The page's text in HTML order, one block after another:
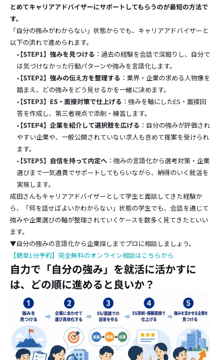
とめてキャリアアドバイザーにサポートしてもらうのが最短の方法で
す。
「自分の強みがわからない」状態からでも、キャリアアドバイザーと
以下の流れで進められます。
【STEP1】強みを見つける ：過去の経験を会話で深掘りし、自分で
は気づけなかった行動パターンや強みを言語化します。
【STEP2】強みの伝え方を整理する ：業界・企業の求める人物像を
踏まえ、どの強みをどう見せるかを一緒に決めます。
【STEP3】ES・面接対策で仕上げる ：強みを軸にしたES・面接回
答を作成し、第三者視点で添削・練習します。
【STEP4】企業を紹介して選択肢を広げる ：自分の強みが評価され
やすい企業や、一般公開されていない求人も含めて提案を受けられ
ます。
【STEP5】自信を持って内定へ ：強みの言語化から選考対策・企業
選びまで一気通貫でサポートしてもらいながら、納得のいく就活を
実現します。
成田さんもキャリアアドバイザーとして学生と面談してきた経験か
ら、「何を話せばよいかわからない」状態の学生でも、会話を通じて
強みや企業選びの軸が整理されていくケースを数多く見てきたといい
ます。
▼自分の強みの言語化から企業探しまでプロに相談しましょう。
【簡単1分予約】完全無料のオンライン相談はこちらから
自力で「自分の強み」を就活に活かすに
は、どの順に進めると良いか？